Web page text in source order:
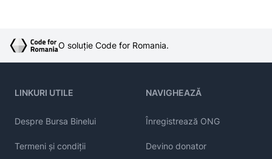
O soluție Code for Romania.
LINKURI UTILE
Despre Bursa Binelui
Termeni și condiții
NAVIGHEAZĂ
Înregistrează ONG
Devino donator